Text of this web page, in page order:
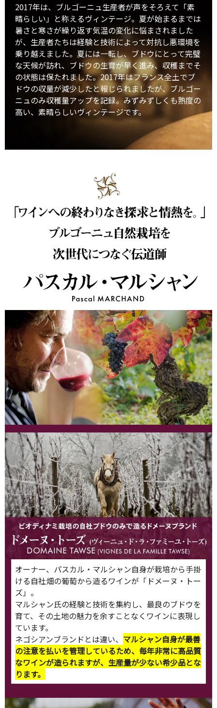
2017年は、ブルゴーニュ生産者が声をそろえて「素
晴らしい」と称えるヴィンテージ。夏が始まるまでは
暑さと寒さが繰り返す気温の変化に悩まされました
が、生産者たちは経験と技術によって対抗し悪環境を
乗り越えました。夏には一転し、ブドウにとって完璧
な天候が訪れ、ブドウの生育が早く進み、収穫までそ
の状態は保たれました。2017年はフランス全土でブ
ドウの収量が減少したと報じられましたが、ブルゴー
ニュのみ収穫量アップを記録。みずみずしくも熟度の
高い、素晴らしいヴィンテージです。
オーナー、パスカル・マルシャン自身が栽培から手掛
ける自社畑の葡萄から造るワインが「ドメーヌ・トー
ズ」。
マルシャン氏の経験と技術を集約し、最良のブドウを
育て、その土地の魅力を余すことなくワインに表現し
ています。
ネゴシアンブランドとは違い、 マルシャン自身が最善
の注意を払いを管理しているため、毎年非常に高品質
なワインが造られますが、生産量が少ない希少品とな
ります。